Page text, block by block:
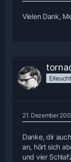
Vielen Dank,
21. Dezember
Danke, dir
an, hört sich
und vier